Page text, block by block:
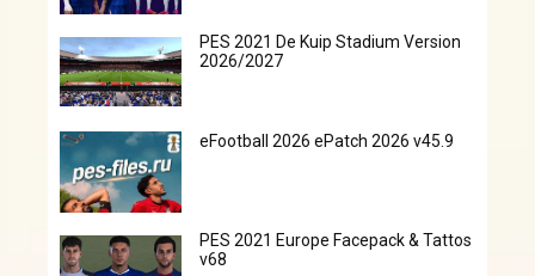
PES 2021 De Kuip Stadium Version
2026/2027
eFootball 2026 ePatch 2026 v45.9
PES 2021 Europe Facepack & Tattos
v68